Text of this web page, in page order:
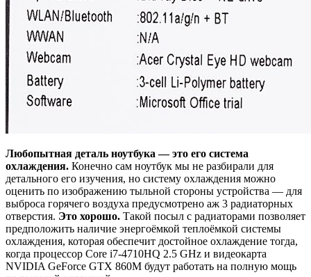
Любопытная деталь ноутбука — это его система
охлаждения. Конечно сам ноутбук мы не разбирали для
детального его изучения, но систему охлаждения можно
оценить по изображению тыльной стороны устройства — для
выброса горячего воздуха предусмотрено аж 3 радиаторных
отверстия. Это хорошо. Такой посыл с радиаторами позволяет
предположить наличие энергоёмкой теплоёмкой системы
охлаждения, которая обеспечит достойное охлаждение тогда,
когда процессор Core i7-4710HQ 2.5 GHz и видеокарта
NVIDIA GeForce GTX 860M будут работать на полную мощь